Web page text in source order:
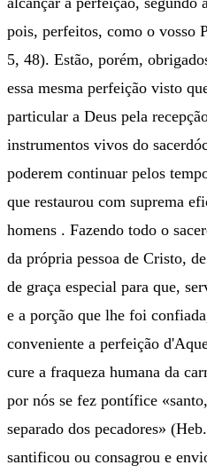
pois, perfeitos, como o vosso
5, 48). Estão, porém,
essa mesma perfeição visto
particular a Deus pela
instrumentos vivos do
poderem continuar pelos
que restaurou com suprema
homens . Fazendo todo o
da própria pessoa de Cristo,
de graça especial para que,
e a porção que lhe foi
conveniente a perfeição
cure a fraqueza humana da
por nós se fez pontífice
separado dos pecadores»
santificou ou consagrou e